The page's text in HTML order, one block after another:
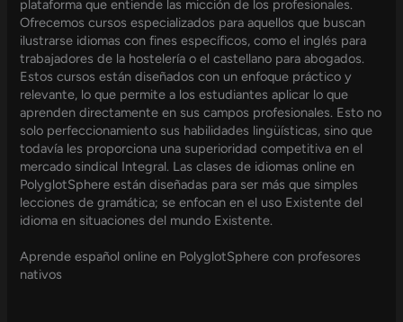
plataforma que entiende las micción de los profesionales.
Ofrecemos cursos especializados para aquellos que buscan
ilustrarse idiomas con fines específicos, como el inglés para
trabajadores de la hostelería o el castellano para abogados.
Estos cursos están diseñados con un enfoque práctico y
relevante, lo que permite a los estudiantes aplicar lo que
aprenden directamente en sus campos profesionales. Esto no
solo perfeccionamiento sus habilidades lingüísticas, sino que
todavía les proporciona una superioridad competitiva en el
mercado sindical Integral. Las clases de idiomas online en
PolyglotSphere están diseñadas para ser más que simples
lecciones de gramática; se enfocan en el uso Existente del
idioma en situaciones del mundo Existente.
Aprende español online en PolyglotSphere con profesores
nativos